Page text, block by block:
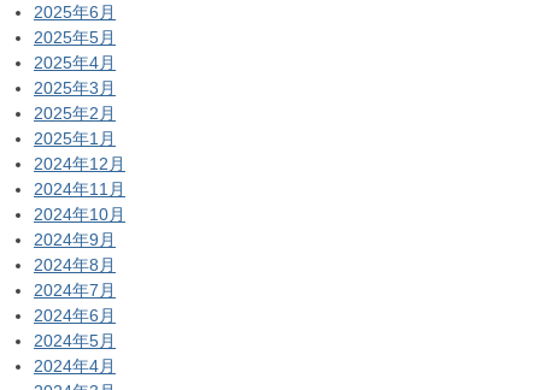
2025年6月
2025年5月
2025年4月
2025年3月
2025年2月
2025年1月
2024年12月
2024年11月
2024年10月
2024年9月
2024年8月
2024年7月
2024年6月
2024年5月
2024年4月